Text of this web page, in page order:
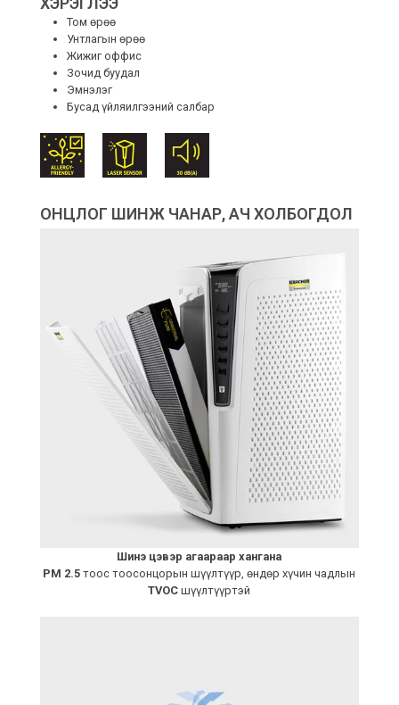
Том өрөө
Унтлагын өрөө
Жижиг оффис
Зочид буудал
Эмнэлэг
Бусад үйляилгээний салбар
ОНЦЛОГ ШИНЖ ЧАНАР, АЧ ХОЛБОГДОЛ
Шинэ цэвэр агаараар хангана
PM 2.5 тоос тоосонцорын шүүлтүүр, өндөр хүчин чадлын
TVOC шүүлтүүртэй